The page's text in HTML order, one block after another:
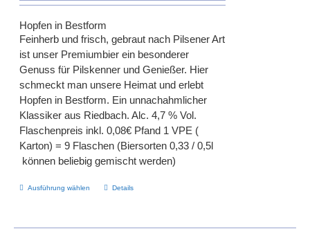
Hopfen in Bestform
Feinherb und frisch, gebraut nach Pilsener Art
ist unser Premiumbier ein besonderer
Genuss für Pilskenner und Genießer. Hier
schmeckt man unsere Heimat und erlebt
Hopfen in Bestform. Ein unnachahmlicher
Klassiker aus Riedbach. Alc. 4,7 % Vol.
Flaschenpreis inkl. 0,08€ Pfand 1 VPE (
Karton) = 9 Flaschen (Biersorten 0,33 / 0,5l
können beliebig gemischt werden)
Ausführung wählen
Dieses
Details